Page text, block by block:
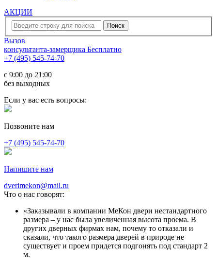
АКЦИИ
Вызов
консультанта-замерщика Бесплатно
+7 (495) 545-74-70
c 9:00 до 21:00
без выходных
Если у вас есть вопросы:
Позвоните нам
+7 (495) 545-74-70
Напишите нам
dverimekon@mail.ru
Что о нас говорят:
Заказывали в компании МеКон двери нестандартного
размера – у нас была увеличенная высота проема. В
других дверных фирмах нам, почему то отказали и
сказали, что такого размера дверей в природе не
существует и проем придется подгонять под стандарт 2
м.